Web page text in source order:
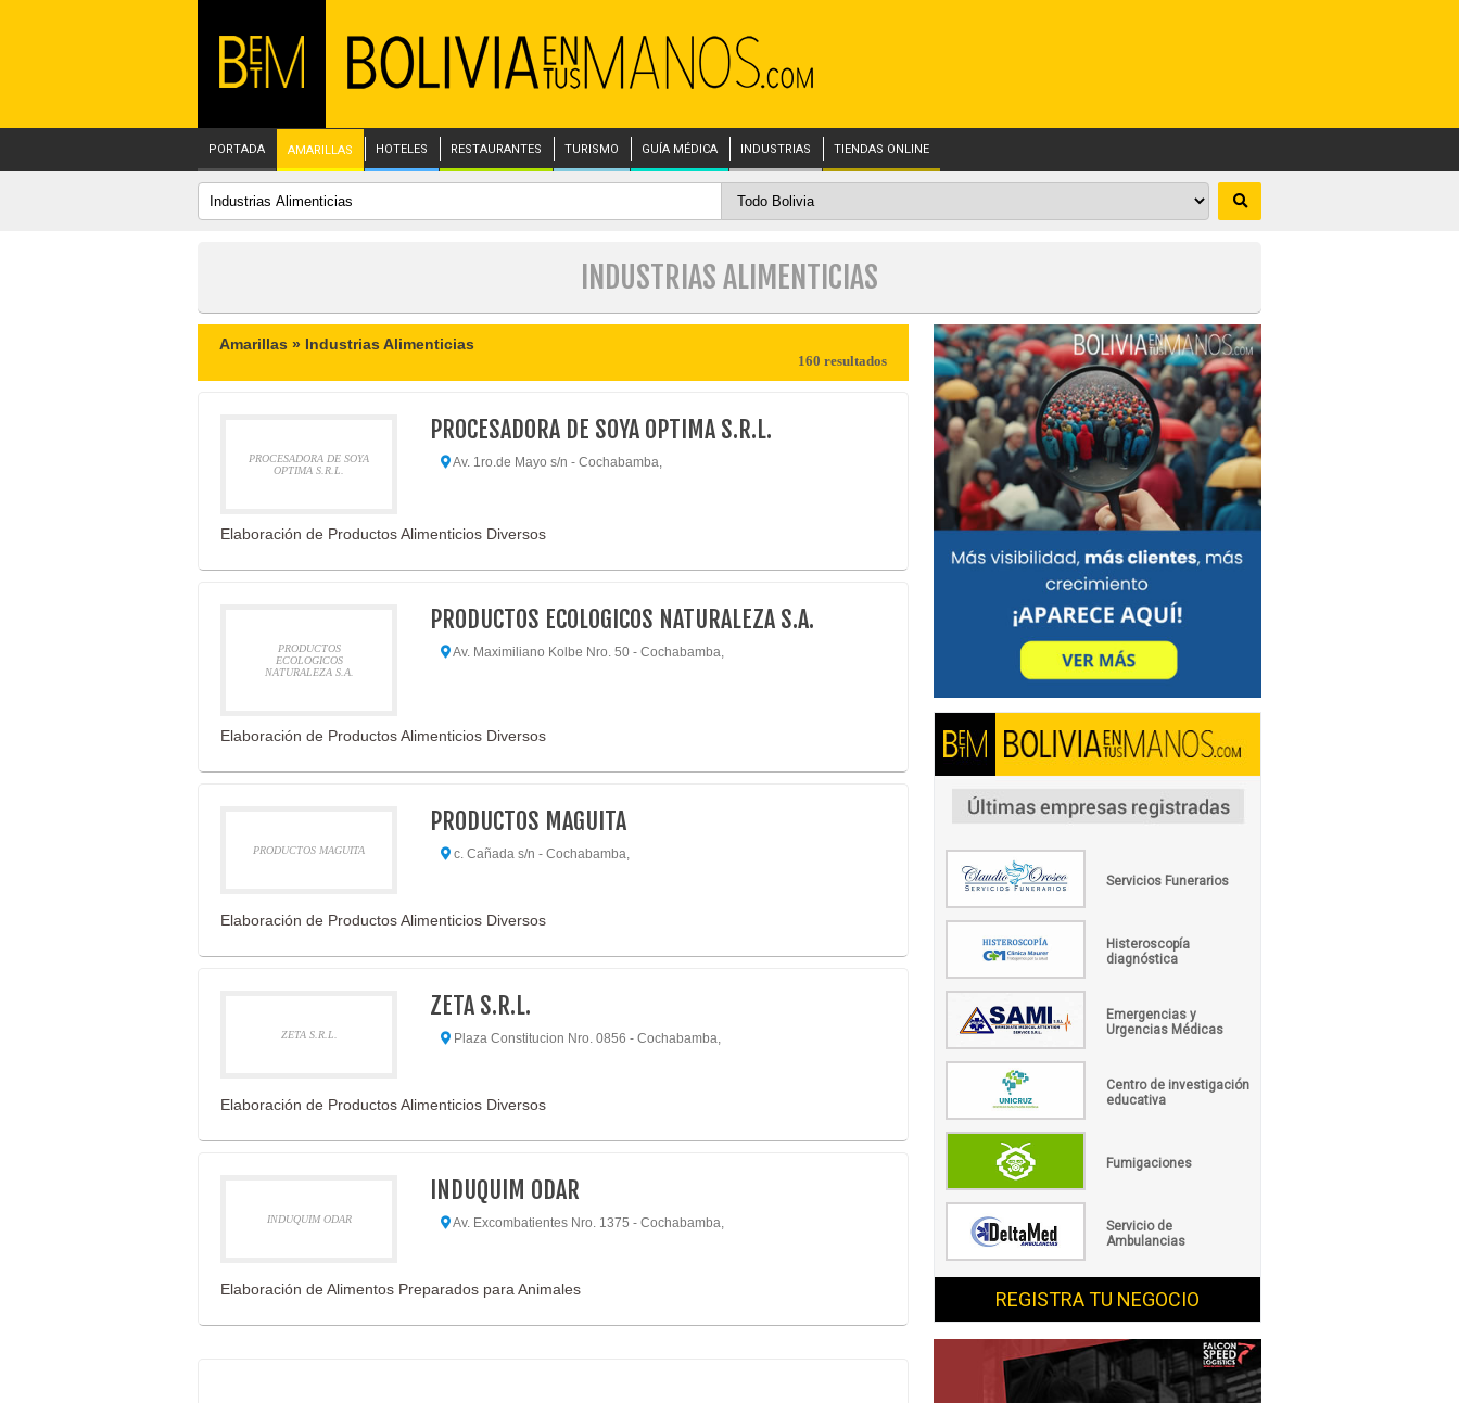
PORTADA AMARILLAS HOTELES RESTAURANTES TURISMO GUÍA MÉDICA INDUSTRIAS TIENDAS ONLINE
INDUSTRIAS ALIMENTICIAS
Amarillas » Industrias Alimenticias
160 resultados
PROCESADORA DE SOYA
OPTIMA S.R.L.
PROCESADORA DE SOYA OPTIMA S.R.L.
Av. 1ro.de Mayo s/n - Cochabamba,
Elaboración de Productos Alimenticios Diversos
PRODUCTOS
ECOLOGICOS
NATURALEZA S.A.
PRODUCTOS ECOLOGICOS NATURALEZA S.A.
Av. Maximiliano Kolbe Nro. 50 - Cochabamba,
Elaboración de Productos Alimenticios Diversos
PRODUCTOS MAGUITA
PRODUCTOS MAGUITA
c. Cañada s/n - Cochabamba,
Elaboración de Productos Alimenticios Diversos
ZETA S.R.L.
ZETA S.R.L.
Plaza Constitucion Nro. 0856 - Cochabamba,
Elaboración de Productos Alimenticios Diversos
INDUQUIM ODAR
INDUQUIM ODAR
Av. Excombatientes Nro. 1375 - Cochabamba,
Elaboración de Alimentos Preparados para Animales
Servicios Funerarios
Histeroscopía
diagnóstica
Emergencias y
Urgencias Médicas
Centro de investigación
educativa
Fumigaciones
Servicio de
Ambulancias
REGISTRA TU NEGOCIO